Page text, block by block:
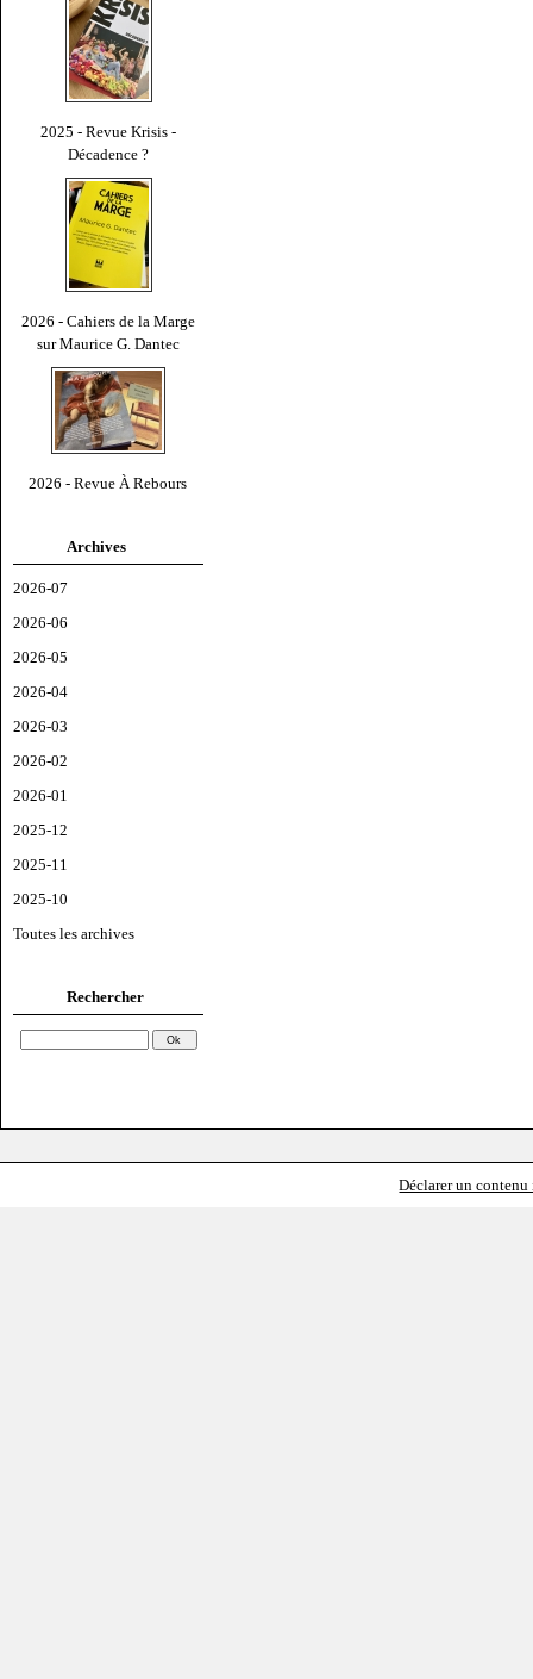
2025 - Revue Krisis -
Décadence ?
2026 - Cahiers de la Marge
sur Maurice G. Dantec
2026 - Revue À Rebours
Archives
2026-07
2026-06
2026-05
2026-04
2026-03
2026-02
2026-01
2025-12
2025-11
2025-10
Toutes les archives
Rechercher
Déclarer un